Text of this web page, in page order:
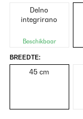
Delno
integrirano
Beschikbaar
BREEDTE:
45 cm